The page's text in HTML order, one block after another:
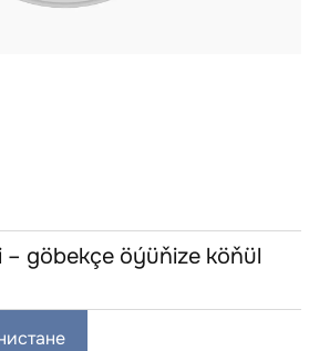
– göbekçe öýüňize köňül